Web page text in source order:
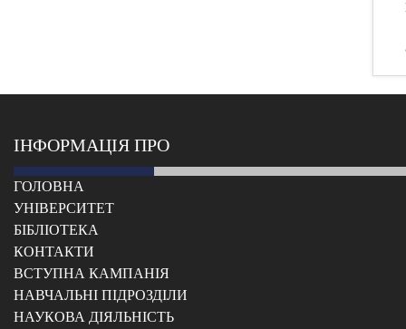
ІНФОРМАЦІЯ ПРО
ГОЛОВНА
УНІВЕРСИТЕТ
БІБЛІОТЕКА
КОНТАКТИ
ВСТУПНА КАМПАНІЯ
НАВЧАЛЬНІ ПІДРОЗДІЛИ
НАУКОВА ДІЯЛЬНІСТЬ